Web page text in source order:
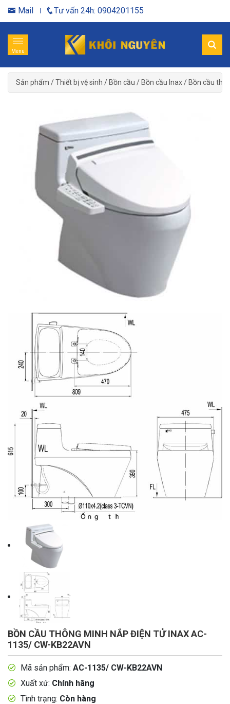
Mail Tư vấn 24h: 0904201155
Menu
Sản phẩm /Thiết bị vệ sinh / Bồn cầu / Bồn cầu Inax/ Bồn cầu
BỒN CẦU THÔNG MINH NẮP ĐIỆN TỬ INAX AC-
1135/ CW-KB22AVN
Mã sản phẩm: AC-1135/ CW-KB22AVN
Xuất xứ: Chính hãng
Tình trạng: Còn hàng